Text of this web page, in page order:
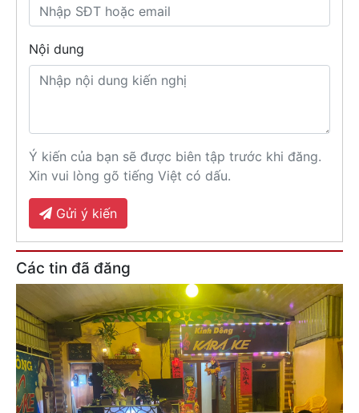
Nội dung
Ý kiến của bạn sẽ được biên tập trước khi đăng.
Xin vui lòng gõ tiếng Việt có dấu.
Gửi ý kiến
Các tin đã đăng